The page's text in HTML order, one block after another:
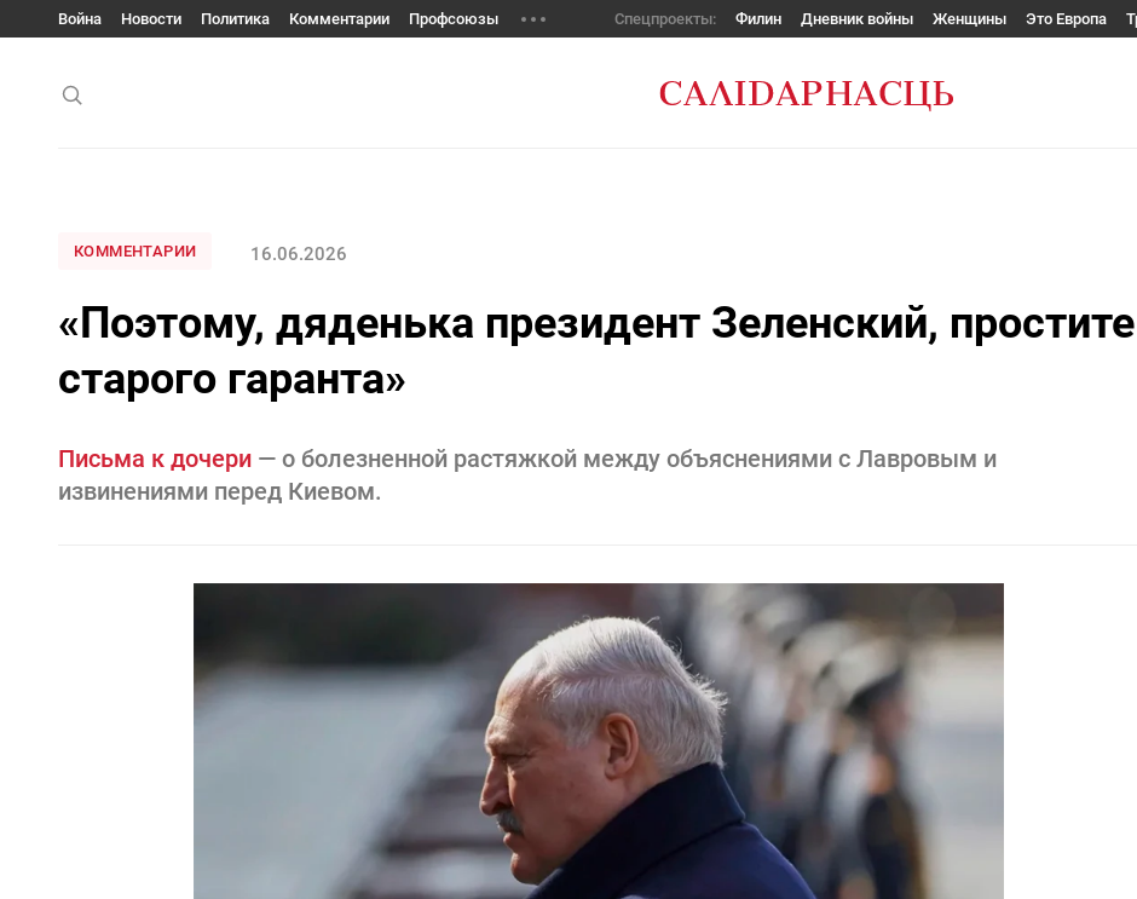
Война Новости Политика Комментарии Профсоюзы Спецпроекты: Филин Дневник войны Женщины Это Европа
КОММЕНТАРИИ 16.06.2026
«Поэтому, дяденька президент Зеленский, простите
старого гаранта»
Письма к дочери — о болезненной растяжкой между объяснениями с Лавровым и
извинениями перед Киевом.